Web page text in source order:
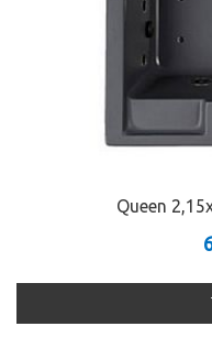
Queen